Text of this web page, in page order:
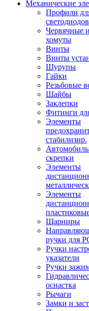
Механические
Профили
светодиодов
Червячные
хомуты
Винты
Винты
Шурупы
Гайки
Резьбовые
Шайбы
Заклепки
Фитинги
Элементы
стабилизир.
скрепки
Элементы
Элементы
Шарниры
ручки для
Ручки
указатели
Ручки
оснастка
Рычаги
Замки и